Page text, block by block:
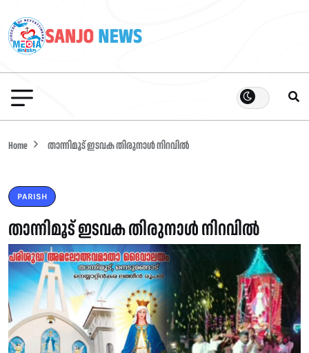
Home താന്നിമൂട് ഇടവക തിരുനാൾ നിറവിൽ
PARISH
താന്നിമൂട് ഇടവക തിരുനാൾ നിറവിൽ